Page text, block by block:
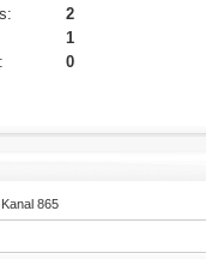
2
1
0
865